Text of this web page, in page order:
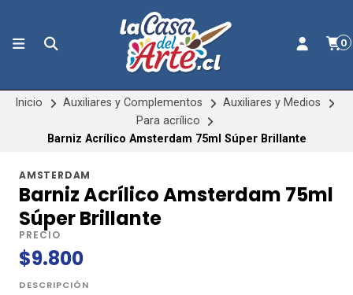
0
Inicio Auxiliares y Complementos
Auxiliares y Medios
Para acrílico
Barniz Acrílico Amsterdam 75ml Súper Brillante
AMSTERDAM
Barniz Acrílico Amsterdam 75ml
Súper Brillante
PRECIO
$9.800
DESCRIPCIÓN